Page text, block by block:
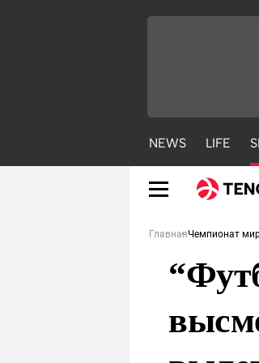
NEWS LIFE
ГлавнаяЧемпионат